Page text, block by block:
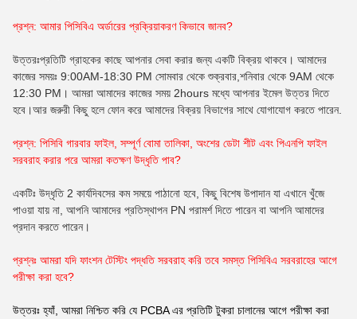
প্রশ্ন: আমার পিসিবিএ অর্ডারের প্রক্রিয়াকরণ কিভাবে জানব?
উত্তরঃপ্রতিটি গ্রাহকের কাছে আপনার সেবা করার জন্য একটি বিক্রয় থাকবে। আমাদের
কাজের সময়ঃ 9:00AM-18:30 PM সোমবার থেকে শুক্রবার,শনিবার থেকে 9AM থেকে
12:30 PM। আমরা আমাদের কাজের সময় 2hours মধ্যে আপনার ইমেল উত্তর দিতে
হবে।আর জরুরী কিছু হলে ফোন করে আমাদের বিক্রয় বিভাগের সাথে যোগাযোগ করতে পারেন.
প্রশ্ন: পিসিবি গারবার ফাইল, সম্পূর্ণ বোমা তালিকা, অংশের ডেটা শীট এবং পিএনপি ফাইল
সরবরাহ করার পরে আমরা কতক্ষণ উদ্ধৃতি পাব?
একটিঃ উদ্ধৃতি 2 কার্যদিবসের কম সময়ে পাঠানো হবে, কিছু বিশেষ উপাদান যা এখানে খুঁজে
পাওয়া যায় না, আপনি আমাদের প্রতিস্থাপন PN পরামর্শ দিতে পারেন বা আপনি আমাদের
প্রদান করতে পারেন।
প্রশ্নঃ আমরা যদি ফাংশন টেস্টিং পদ্ধতি সরবরাহ করি তবে সমস্ত পিসিবিএ সরবরাহের আগে
পরীক্ষা করা হবে?
উত্তরঃ হ্যাঁ, আমরা নিশ্চিত করি যে PCBA এর প্রতিটি টুকরা চালানের আগে পরীক্ষা করা